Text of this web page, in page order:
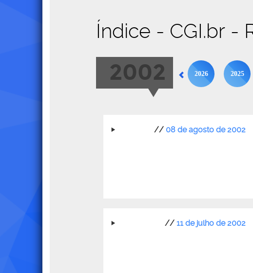
Índice - CGI.br -
2002 2026 2025
// 08 de agosto de 2002
// 11 de julho de 2002